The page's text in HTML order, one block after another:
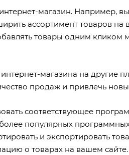
магазин. Например,
ассортимент товаров на
товары одним кликом
магазина на другие
продаж и привлечь
соответствующее
популярных
и экспортировать
о товарах на вашем сайте.